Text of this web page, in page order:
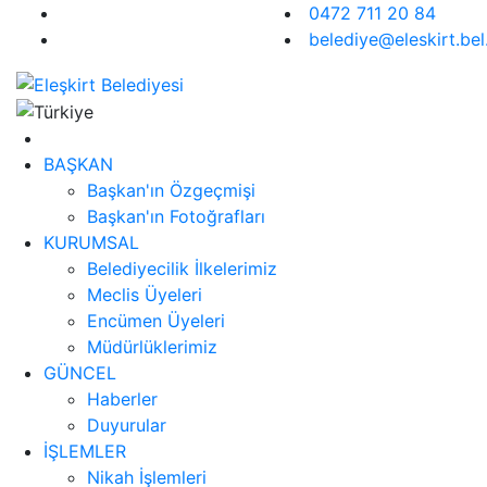
0472 711 20 84
BAŞKAN
Başkan'ın Özgeçmişi
Başkan'ın Fotoğrafları
KURUMSAL
Belediyecilik İlkelerimiz
Meclis Üyeleri
Encümen Üyeleri
Müdürlüklerimiz
GÜNCEL
Haberler
Duyurular
İŞLEMLER
Nikah İşlemleri